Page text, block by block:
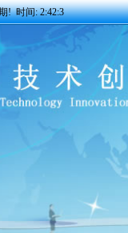
! 时间:2:42:3